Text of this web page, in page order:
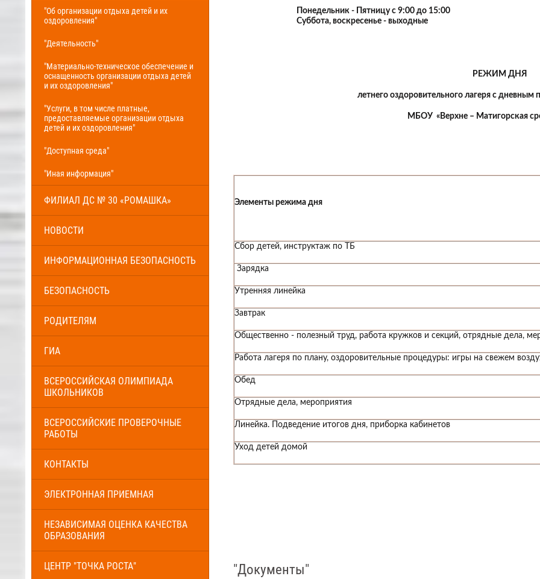
"Об организации отдыха детей и их
оздоровления"
"Деятельность"
"Материально-техническое обеспечение и
оснащенность организации отдыха детей
и их оздоровления"
"Услуги, в том числе платные,
предоставляемые организации отдыха
детей и их оздоровления"
"Доступная среда"
"Иная информация"
ФИЛИАЛ ДС № 30 «РОМАШКА»
НОВОСТИ
ИНФОРМАЦИОННАЯ БЕЗОПАСНОСТЬ
БЕЗОПАСНОСТЬ
РОДИТЕЛЯМ
ГИА
ВСЕРОССИЙСКАЯ ОЛИМПИАДА
ШКОЛЬНИКОВ
ВСЕРОССИЙСКИЕ ПРОВЕРОЧНЫЕ
РАБОТЫ
КОНТАКТЫ
ЭЛЕКТРОННАЯ ПРИЕМНАЯ
НЕЗАВИСИМАЯ ОЦЕНКА КАЧЕСТВА
ОБРАЗОВАНИЯ
ЦЕНТР "ТОЧКА РОСТА"
Понедельник - Пятницу с 9:00 до 15:00
Суббота, воскресенье - выходные
РЕЖИМ ДНЯ
летнего оздоровительного лагеря с дневным
МБОУ «Верхне – Матигорская
Элементы режима дня
Сбор детей, инструктаж по ТБ
Зарядка
Утренняя линейка
Завтрак
Общественно - полезный труд, работа кружков и секций, отрядные дела,
Работа лагеря по плану, оздоровительные процедуры: игры на свежем
Обед
Отрядные дела, мероприятия
Линейка. Подведение итогов дня, приборка кабинетов
Уход детей домой
"Документы"